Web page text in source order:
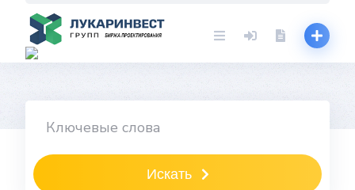
content
Искать